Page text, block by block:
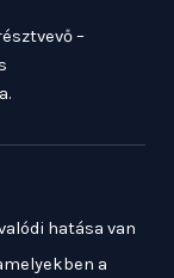
–
hatása van
a